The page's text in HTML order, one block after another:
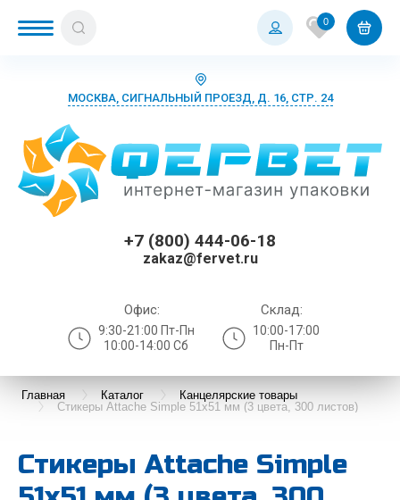
0
МОСКВА, СИГНАЛЬНЫЙ ПРОЕЗД, Д. 16, СТР. 24
+7 (800) 444-06-18
zakaz@fervet.ru
Офис:
9:30-21:00 Пт-Пн
10:00-14:00 Сб
Склад:
10:00-17:00
Пн-Пт
Главная Каталог
Канцелярские товары
Стикеры Attache Simple 51х51 мм (3 цвета, 300 листов)
Стикеры Attache Simple